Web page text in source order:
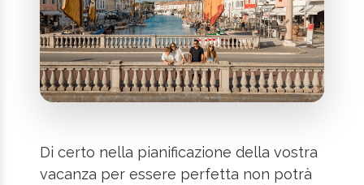
Di certo nella pianificazione della vostra
vacanza per essere perfetta non potrà